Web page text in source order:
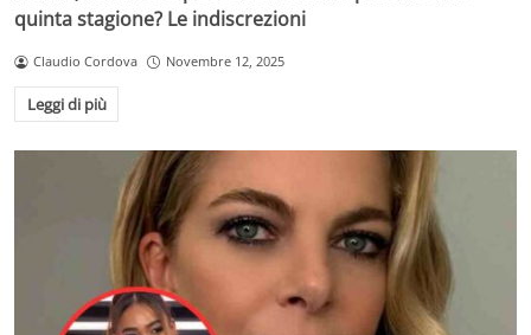
quinta stagione? Le indiscrezioni
Claudio Cordova Novembre 12, 2025
Leggi di più